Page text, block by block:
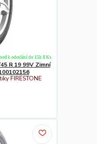
R 19 99V Zimní
FIRESTONE
k odeslání do 15h 8 Ks